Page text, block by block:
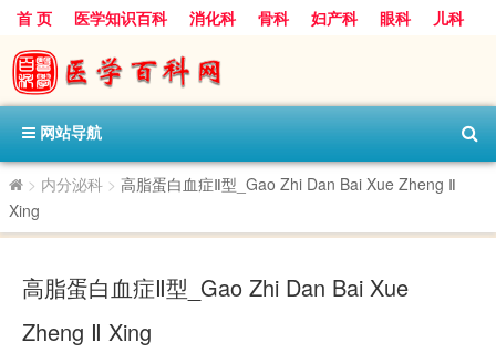
首 页 医学知识百科 消化科 骨科 妇产科 眼科
儿科
心血管病科
呼吸科 神经科
内分泌科
口腔科
网站导航
> 内分泌科 > 高脂蛋白血症Ⅱ型_Gao Zhi Dan Bai Xue Zheng Ⅱ
Xing
高脂蛋白血症Ⅱ型_Gao Zhi Dan Bai Xue
Zheng Ⅱ Xing